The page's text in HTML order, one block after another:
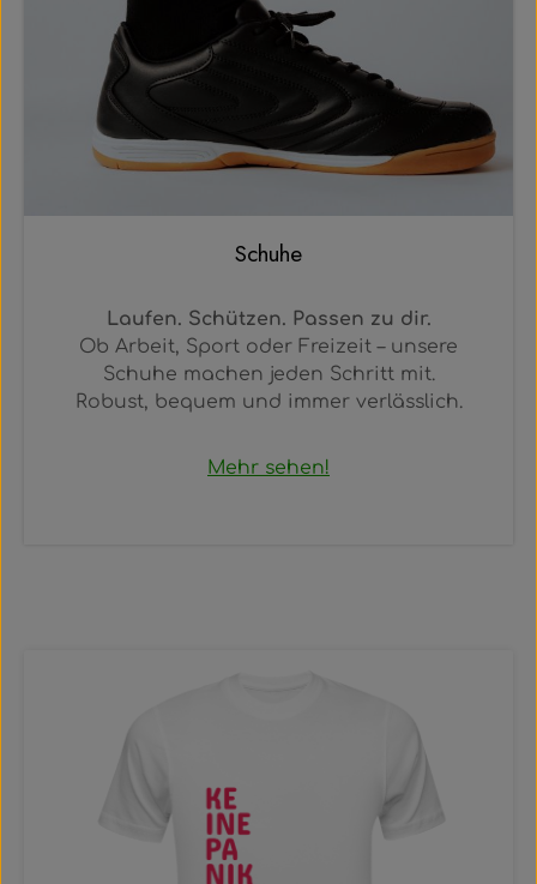
Schuhe
Laufen. Schützen. Passen zu dir.
Ob Arbeit, Sport oder Freizeit – unsere
Schuhe machen jeden Schritt mit.
Robust, bequem und immer verlässlich.
Mehr sehen!